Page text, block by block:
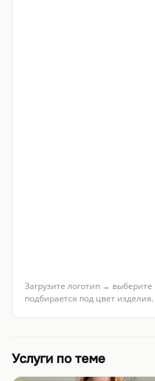
Загрузите логотип →
подбирается под цвет
Услуги по теме